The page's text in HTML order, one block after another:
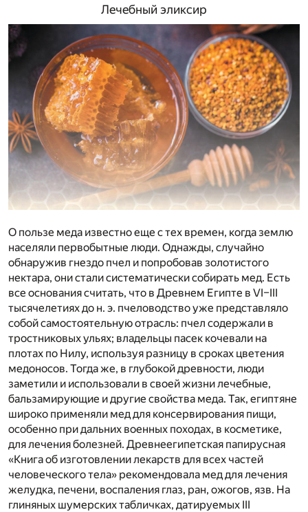
Лечебный эликсир
О пользе меда известно еще с тех времен, когда землю
населяли первобытные люди. Однажды, случайно
обнаружив гнездо пчел и попробовав золотистого
нектара, они стали систематически собирать мед. Есть
все основания считать, что в Древнем Египте в VI–III
тысячелетиях до н. э. пчеловодство уже представляло
собой самостоятельную отрасль: пчел содержали в
тростниковых ульях; владельцы пасек кочевали на
плотах по Нилу, используя разницу в сроках цветения
медоносов. Тогда же, в глубокой древности, люди
заметили и использовали в своей жизни лечебные,
бальзамирующие и другие свойства меда. Так, египтяне
широко применяли мед для консервирования пищи,
особенно при дальних военных походах, в косметике,
для лечения болезней. Древнеегипетская папирусная
«Книга об изготовлении лекарств для всех частей
человеческого тела» рекомендовала мед для лечения
желудка, печени, воспаления глаз, ран, ожогов, язв. На
глиняных шумерских табличках, датируемых III